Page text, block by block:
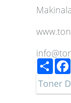
Toner